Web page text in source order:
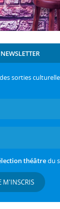
sorties
théâtredu
M'INSCRIS